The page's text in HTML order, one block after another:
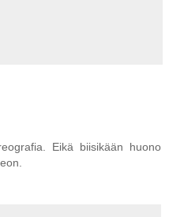
Eikä biisikään huono